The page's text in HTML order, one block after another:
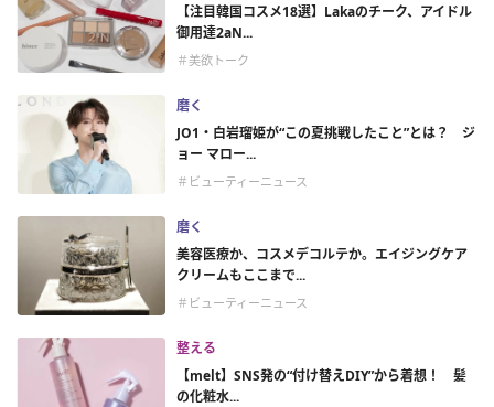
【注目韓国コスメ18選】Lakaのチーク、アイドル
御用達2aN...
＃美欲トーク
磨く
JO1・白岩瑠姫が“この夏挑戦したこと”とは？ ジ
ョー マロー...
＃ビューティーニュース
磨く
美容医療か、コスメデコルテか。エイジングケア
クリームもここまで...
＃ビューティーニュース
整える
【melt】SNS発の“付け替えDIY”から着想！ 髪
の化粧水...